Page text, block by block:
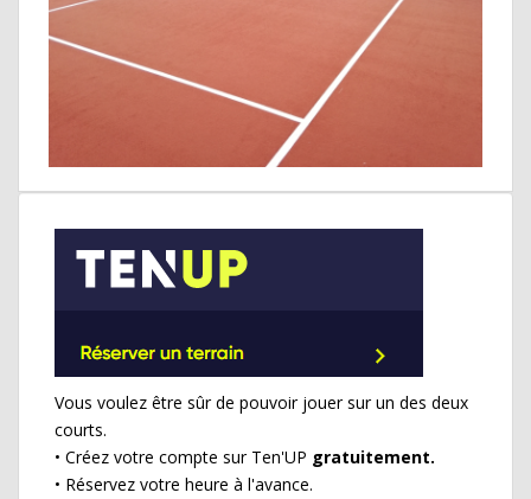
Vous voulez être sûr de pouvoir jouer sur un des deux
courts.
• Créez votre compte sur Ten'UP gratuitement.
• Réservez votre heure à l'avance.